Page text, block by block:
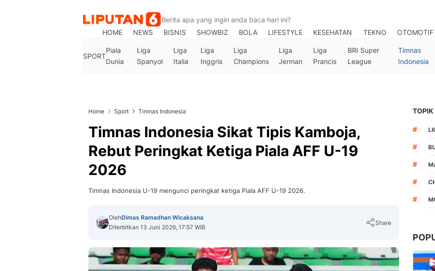
HOME
NEWS BISNIS SHOWBIZ BOLA LIFESTYLE KESEHATAN TEKNO OTOMOTIF
SPORT
Piala
Dunia
Liga
Spanyol
Liga
Italia
Liga
Inggris
Liga
Champions
Liga
Jerman
Liga
Prancis
BRI Super
League
Timnas
Indonesia
Home Sport Timnas Indonesia
Timnas Indonesia Sikat Tipis Kamboja,
Rebut Peringkat Ketiga Piala AFF U-19
2026
Timnas Indonesia U-19 mengunci peringkat ketiga Piala AFF U-19 2026.
OlehDimas Ramadhan Wicaksana
Diterbitkan 13 Juni 2026, 17:57 WIB
Share
TOPIK
#
#
#
#
#